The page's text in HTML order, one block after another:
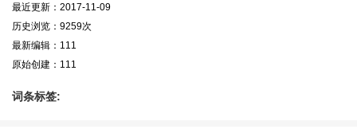
最近更新：2017-11-09
历史浏览：9259次
最新编辑：111
原始创建：111
词条标签: